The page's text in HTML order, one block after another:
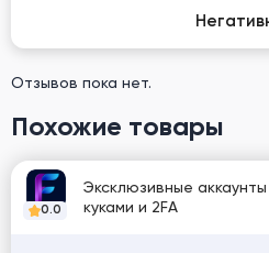
Отзывов пока нет.
Похожие товары
0.0
Эксклюзивные
куками и 2FA